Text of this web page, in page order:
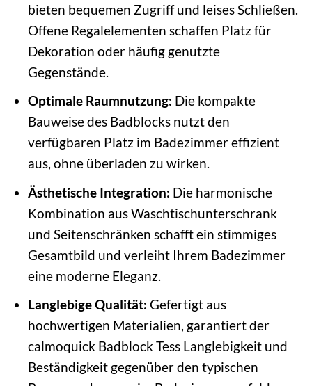
bieten bequemen Zugriff und leises Schließen.
Offene Regalelementen schaffen Platz für
Dekoration oder häufig genutzte
Gegenstände.
Optimale Raumnutzung: Die kompakte
Bauweise des Badblocks nutzt den
verfügbaren Platz im Badezimmer effizient
aus, ohne überladen zu wirken.
Ästhetische Integration: Die harmonische
Kombination aus Waschtischunterschrank
und Seitenschränken schafft ein stimmiges
Gesamtbild und verleiht Ihrem Badezimmer
eine moderne Eleganz.
Langlebige Qualität: Gefertigt aus
hochwertigen Materialien, garantiert der
calmoquick Badblock Tess Langlebigkeit und
Beständigkeit gegenüber den typischen